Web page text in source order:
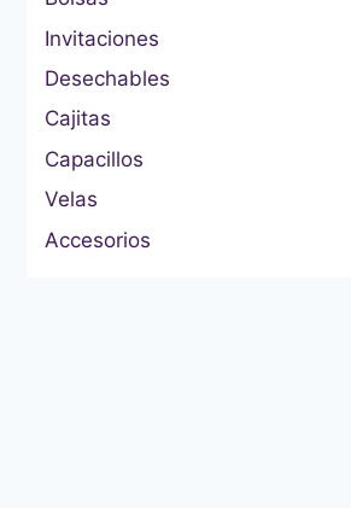
Invitaciones
Desechables
Cajitas
Capacillos
Velas
Accesorios